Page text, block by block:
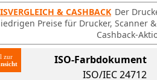
& CASHBACK Der
Preise für Drucker, Scanner
Cashback-
zur
ISO-Farbdokument
ISO/IEC 24712